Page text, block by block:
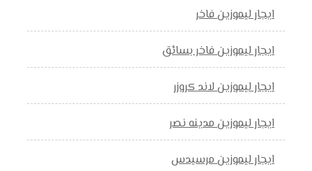
ايجار ليموزين فاخر
ايجار ليموزين فاخر بسائق
ايجار ليموزين لاند كروزر
ايجار ليموزين مدينه نصر
ايجار ليموزين مرسيدس